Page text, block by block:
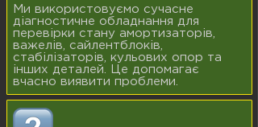
Ми використовуємо сучасне
діагностичне обладнання для
перевірки стану амортизаторів,
важелів, сайлентблоків,
стабілізаторів, кульових опор та
інших деталей. Це допомагає
вчасно виявити проблеми.